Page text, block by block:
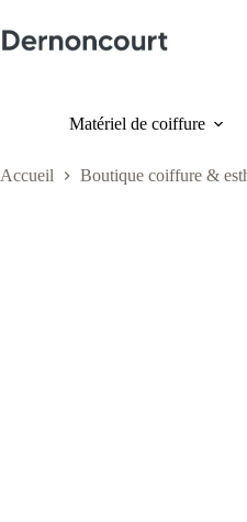
au
contenu
Matériel de coiffure
Accueil Boutique coiffure &